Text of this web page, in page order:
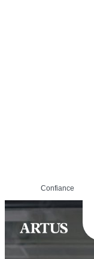
Confiance